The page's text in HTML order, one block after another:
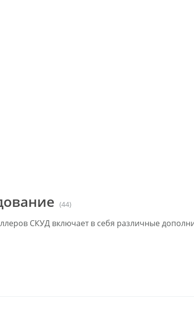
(44)
СКУД включает в себя различные